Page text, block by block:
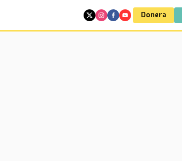
Donera